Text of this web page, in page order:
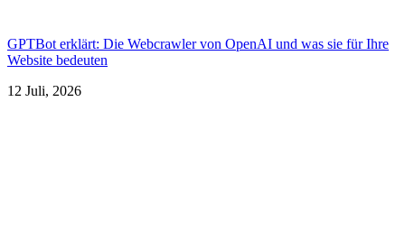
GPTBot erklärt: Die Webcrawler von OpenAI und was sie für Ihre
Website bedeuten
12 Juli, 2026